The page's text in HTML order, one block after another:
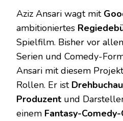
Aziz Ansari wagt mit
ambitioniertes
Spielfilm. Bisher vor
Serien und Comedy-
Ansari mit diesem
Rollen. Er ist
Produzent und
einem Fantasy-